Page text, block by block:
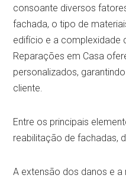
consoante diversos
fachada, o tipo de
edifício e a complexidade
Reparações em Casa
personalizados,
cliente.
Entre os principais
reabilitação de fachadas,
A extensão dos danos e